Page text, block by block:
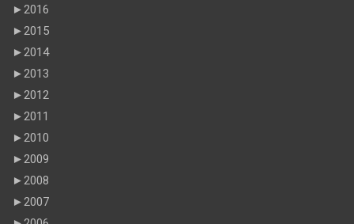
►2016
►2015
►2014
►2013
►2012
►2011
►2010
►2009
►2008
►2007